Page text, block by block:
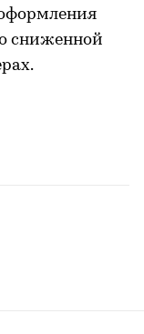
сниженной